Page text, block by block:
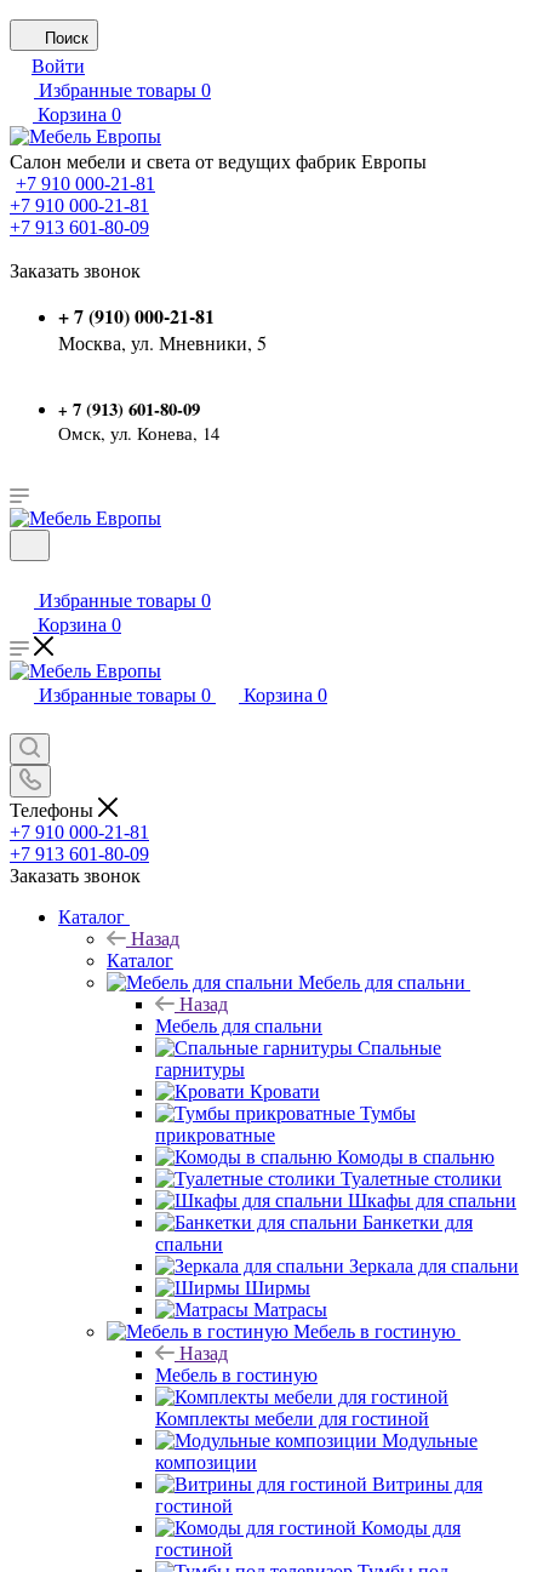
Поиск
Войти
Избранные товары 0
Корзина 0
Салон мебели и света от ведущих фабрик Европы
+7 910 000-21-81
+7 910 000-21-81
+7 913 601-80-09
Заказать звонок
+ 7 (910) 000-21-81
Москва, ул. Мневники, 5
+ 7 (913) 601-80-09
Омск, ул. Конева, 14
Избранные товары 0
Корзина 0
Избранные товары 0 Корзина 0
Телефоны
+7 910 000-21-81
+7 913 601-80-09
Заказать звонок
Каталог
Назад
Каталог
Мебель для спальни
Назад
Мебель для спальни
Спальные
гарнитуры
Кровати
Тумбы
прикроватные
Комоды в спальню
Туалетные столики
Шкафы для спальни
Банкетки для
спальни
Зеркала для спальни
Ширмы
Матрасы
Мебель в гостиную
Назад
Мебель в гостиную
Комплекты мебели для гостиной
Модульные
композиции
Витрины для
гостиной
Комоды для
гостиной